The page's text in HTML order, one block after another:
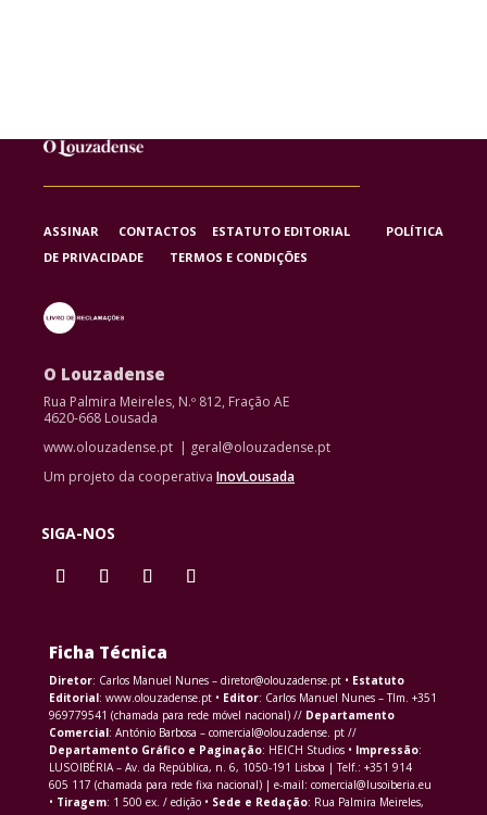
ASSINAR CONTACTOS ESTATUTO EDITORIAL POLÍTICA
DE PRIVACIDADE TERMOS E CONDIÇÕES
O Louzadense
Rua Palmira Meireles, N.º 812, Fração AE
4620-668 Lousada
www.olouzadense.pt | geral@olouzadense.pt
Um projeto da cooperativa InovLousada
SIGA-NOS
Ficha Técnica
Diretor: Carlos Manuel Nunes – diretor@olouzadense.pt • Estatuto
Editorial: www.olouzadense.pt • Editor: Carlos Manuel Nunes – Tlm. +351
969779541 (chamada para rede móvel nacional) // Departamento
Comercial: António Barbosa – comercial@olouzadense. pt //
Departamento Gráfico e Paginação: HEICH Studios • Impressão:
LUSOIBÉRIA – Av. da República, n. 6, 1050-191 Lisboa | Telf.: +351 914
605 117 (chamada para rede fixa nacional) | e-mail: comercial@lusoiberia.eu
• Tiragem: 1 500 ex. / edição • Sede e Redação: Rua Palmira Meireles,